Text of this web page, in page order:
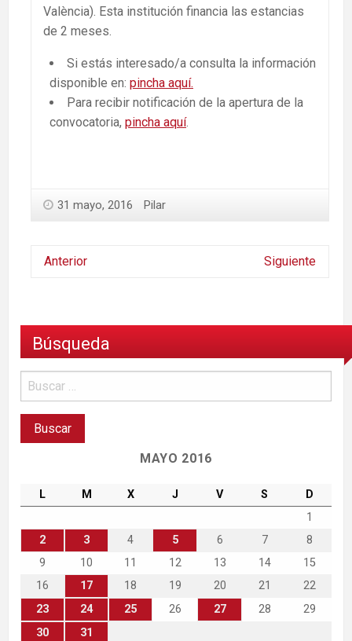
València). Esta institución financia las estancias
de 2 meses.
Si estás interesado/a consulta la información
disponible en: pincha aquí.
Para recibir notificación de la apertura de la
convocatoria, pincha aquí.
31 mayo, 2016 Pilar
Anterior Siguiente
Búsqueda
MAYO 2016
L M X J V S
D
1
2
3 4 5 6 7
8
9
10 11 12 13 14
15
16
17 18 19 20 21
22
23
24 25 26 27 28
29
30
31